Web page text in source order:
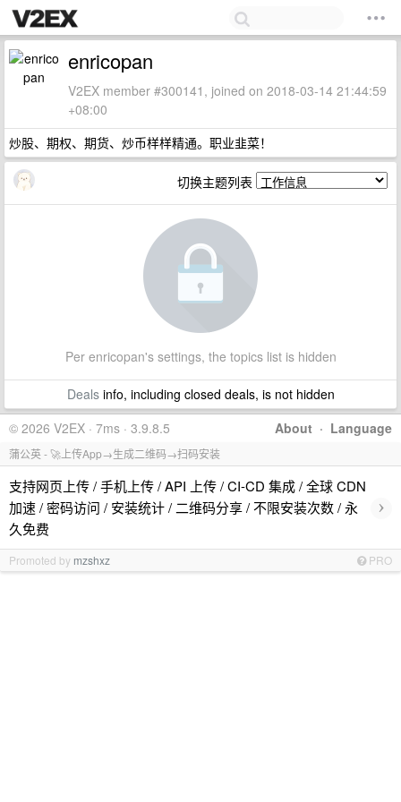
enricopan
V2EX member #300141, joined on 2018-03-14 21:44:59
+08:00
炒股、期权、期货、炒币样样精通。职业韭菜！
切换主题列表
Per enricopan's settings, the topics list is hidden
Dealsinfo, including closed deals, is not hidden
About · Language
© 2026 V2EX · 7ms · 3.9.8.5
蒲公英 - 🚀上传App→生成二维码→扫码安装
支持网页上传 / 手机上传 / API 上传 / CI-CD 集成 / 全球 CDN
加速 / 密码访问 / 安装统计 / 二维码分享 / 不限安装次数 / 永
久免费
›
Promoted by mzshxz PRO